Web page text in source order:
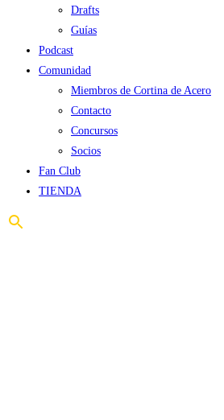
Drafts
Guías
Podcast
Comunidad
Miembros de Cortina de Acero
Contacto
Concursos
Socios
Fan Club
TIENDA